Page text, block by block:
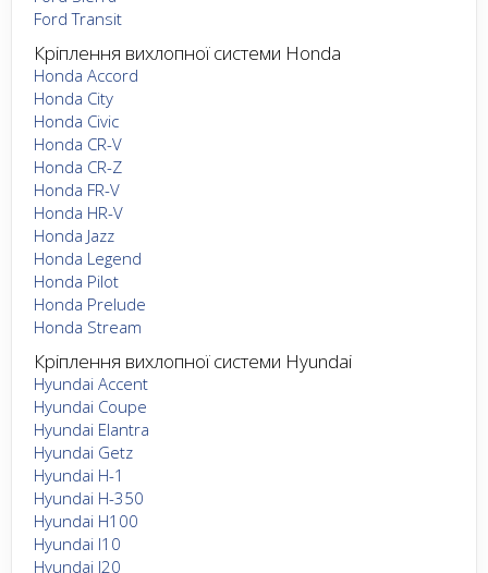
Ford Transit
Кріплення вихлопної системи Honda
Honda Accord
Honda City
Honda Civic
Honda CR-V
Honda CR-Z
Honda FR-V
Honda HR-V
Honda Jazz
Honda Legend
Honda Pilot
Honda Prelude
Honda Stream
Кріплення вихлопної системи Hyundai
Hyundai Accent
Hyundai Coupe
Hyundai Elantra
Hyundai Getz
Hyundai H-1
Hyundai H-350
Hyundai H100
Hyundai I10
Hyundai I20